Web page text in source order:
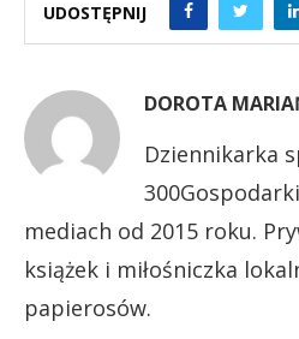
UDOSTĘPNIJ
DOROTA
Dziennikarka
mediach od 2015 roku.
książek i miłośniczka
papierosów.